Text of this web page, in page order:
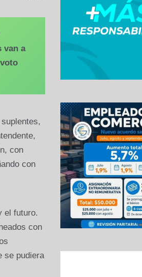
van a
con
con
el futuro.
con
se pudiera